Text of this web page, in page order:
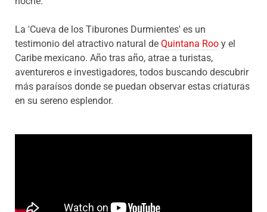
La 'Cueva de los Tiburones Durmientes' es un
testimonio del atractivo natural de Quintana Roo y el
Caribe mexicano. Año tras año, atrae a turistas,
aventureros e investigadores, todos buscando descubrir
más paraísos donde se puedan observar estas criaturas
en su sereno esplendor.